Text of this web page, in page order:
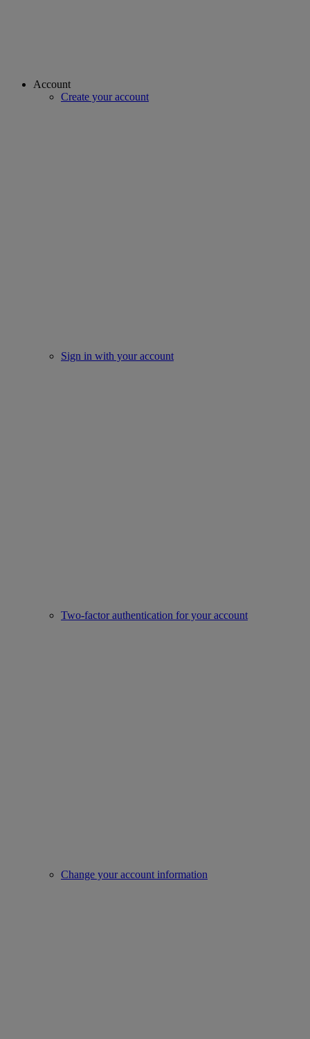
Account
Create your account
Sign in with your account
Two-factor authentication for your account
Change your account information